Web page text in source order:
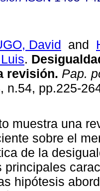
David and
.
revisión. Pap.
n.54, pp.225-
muestra una
sobre el
de la
principales
hipótesis